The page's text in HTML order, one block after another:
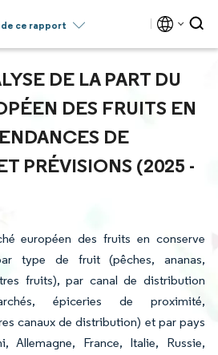
ce rapport
DE LA PART DU
DES FRUITS EN
DE
PRÉVISIONS (2025 -
européen des fruits en conserve
type de fruit (pêches, ananas,
fruits), par canal de distribution
épiceries de proximité,
canaux de distribution) et par pays
Allemagne, France, Italie, Russie,